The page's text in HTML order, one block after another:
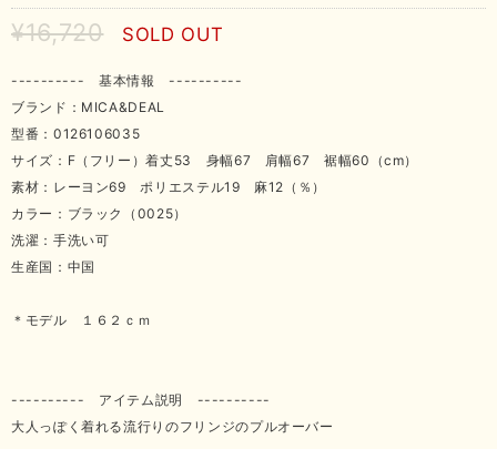
¥16,720 SOLD OUT
---------- 基本情報 ----------
ブランド：MICA&DEAL
型番：0126106035
サイズ：F（フリー）着丈53 身幅67 肩幅67 裾幅60（cm）
素材：レーヨン69 ポリエステル19 麻12（％）
カラー：ブラック（0025）
洗濯：手洗い可
生産国：中国
＊モデル １６２ｃｍ
---------- アイテム説明 ----------
大人っぽく着れる流行りのフリンジのプルオーバー